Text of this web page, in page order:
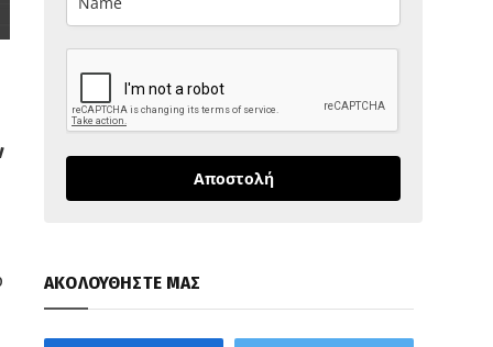
Αποστολή
ΑΚΟΛΟΥΘΗΣΤΕ ΜΑΣ